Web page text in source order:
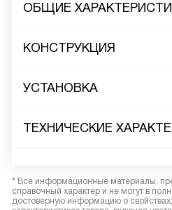
ОБЩИЕ
КОНСТРУКЦИЯ
УСТАНОВКА
ТЕХНИЧЕСКИЕ
* Все информационные материалы,
справочный характер и не могут в
достоверную информацию о